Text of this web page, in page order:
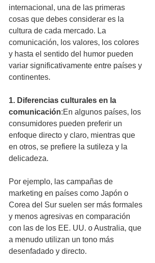
internacional, una de las primeras
cosas que debes considerar es la
cultura de cada mercado. La
comunicación, los valores, los colores
y hasta el sentido del humor pueden
variar significativamente entre países y
continentes.
1. Diferencias culturales en la
comunicación:En algunos países, los
consumidores pueden preferir un
enfoque directo y claro, mientras que
en otros, se prefiere la sutileza y la
delicadeza.
Por ejemplo, las campañas de
marketing en países como Japón o
Corea del Sur suelen ser más formales
y menos agresivas en comparación
con las de los EE. UU. o Australia, que
a menudo utilizan un tono más
desenfadado y directo.